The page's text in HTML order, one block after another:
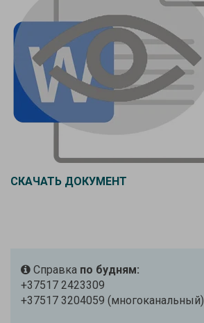
СКАЧАТЬ ДОКУМЕНТ
Справка по будням:
+37517 2423309
+37517 3204059 (многоканальный)